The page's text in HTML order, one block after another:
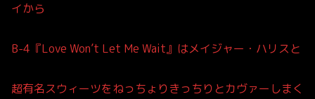
イから
B-4『Love Won’t Let Me Wait』はメイジャー・ハリスと
超有名スウィーツをねっちょりきっちりとカヴァーしまく